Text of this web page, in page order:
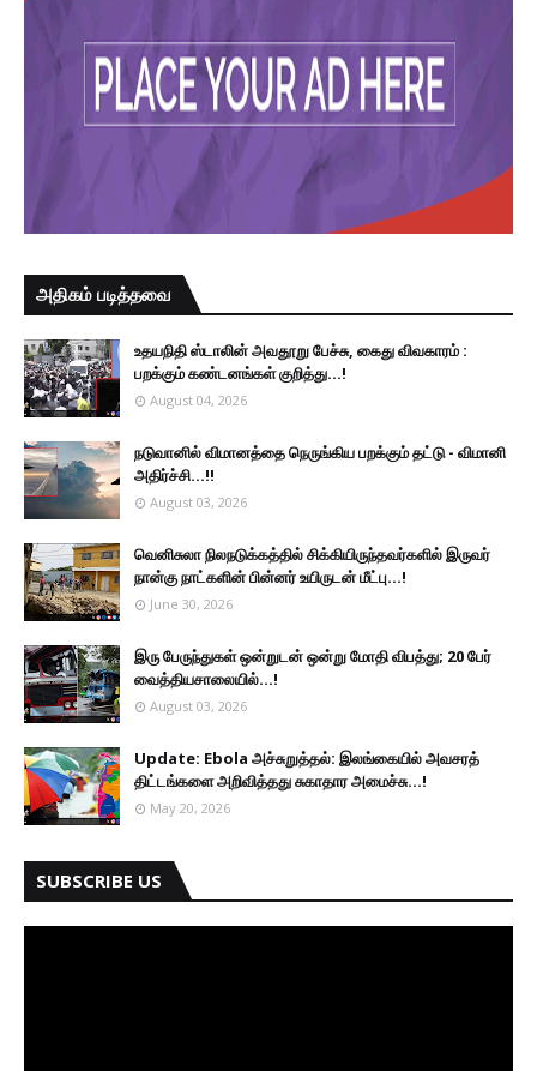
அதிகம் படித்தவை
உதயநிதி ஸ்டாலின் அவதூறு பேச்சு, கைது விவகாரம் :
பறக்கும் கண்டனங்கள் குறித்து...!
August 04, 2026
நடுவானில் விமானத்தை நெருங்கிய பறக்கும் தட்டு - விமானி
அதிர்ச்சி...!!
August 03, 2026
வெனிசுலா நிலநடுக்கத்தில் சிக்கியிருந்தவர்களில் இருவர்
நான்கு நாட்களின் பின்னர் உயிருடன் மீட்பு...!
June 30, 2026
இரு ப‍ேருந்துகள் ஒன்றுடன் ஒன்று மோதி விபத்து; 20 பேர்
வைத்தியசாலையில்...!
August 03, 2026
Update: Ebola அச்சுறுத்தல்: இலங்கையில் அவசரத்
திட்டங்களை அறிவித்தது சுகாதார அமைச்சு...!
May 20, 2026
SUBSCRIBE US